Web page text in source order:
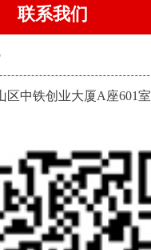
联系我们
区中铁创业大厦A座601室